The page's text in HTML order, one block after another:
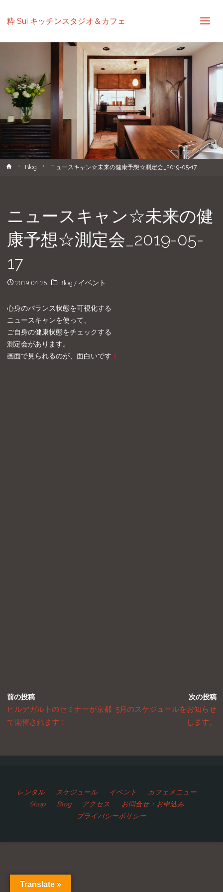
粋 Sui キッチンスタジオ＆カフェ
ホ
Blog ニュースキャン☆未来の健康予想☆測定会_2019-05-17
ニュースキャン☆未来の健
康予想☆測定会_2019-05-
17
2019-04-25 Blog / イベント
心身のバランス状態を可視化する
ニュースキャンを使って、
ご自身の健康状態をチェックする
測定会があります。
画面で見られるのが、面白いです
前の投稿
ヒルデガルトのセミナーが京都
で開催されます！
次の投稿
5月のスケジュールをお知らせ
します。
レンタル スケジュール イベント
カフェメニュー
Shop
Blog アクセス
お問合せ・お申込み
プライバシーポリシー
Translate »